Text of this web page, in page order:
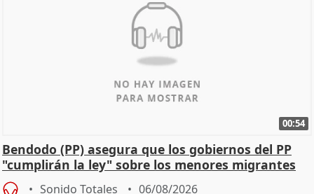
00:54
Bendodo (PP) asegura que los gobiernos del PP
"cumplirán la ley" sobre los menores migrantes
Sonido Totales 06/08/2026